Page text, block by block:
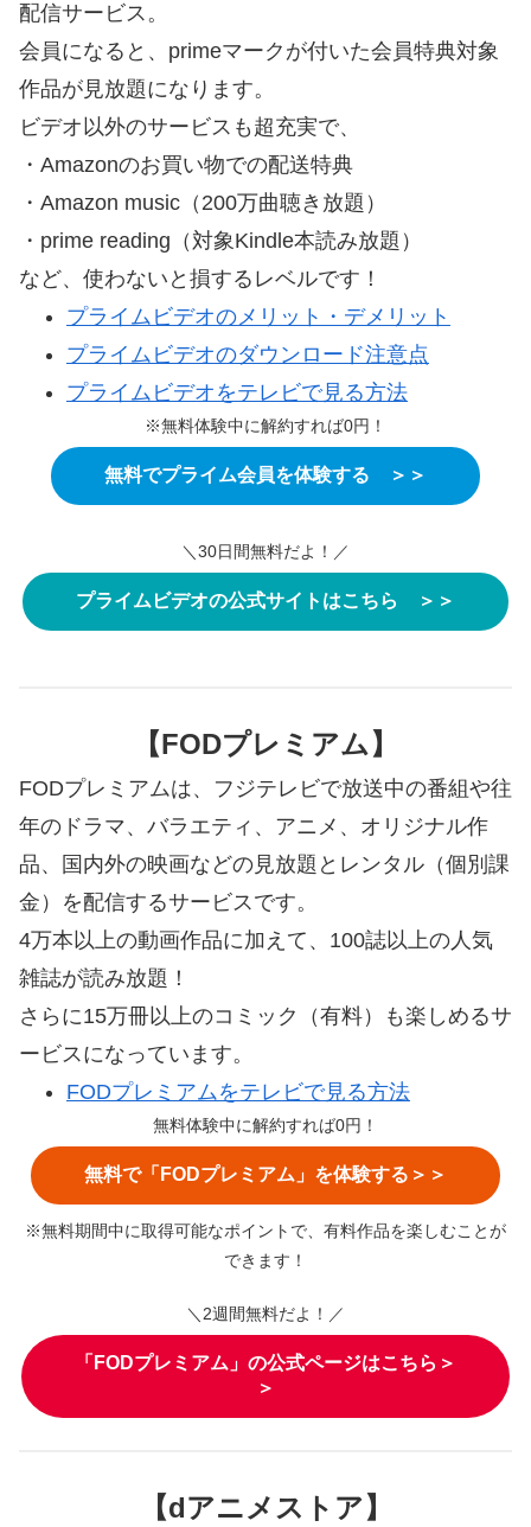
配信サービス。
会員になると、primeマークが付いた会員特典対象
作品が見放題になります。
ビデオ以外のサービスも超充実で、
・Amazonのお買い物での配送特典
・Amazon music（200万曲聴き放題）
・prime reading（対象Kindle本読み放題）
など、使わないと損するレベルです！
プライムビデオのメリット・デメリット
プライムビデオのダウンロード注意点
プライムビデオをテレビで見る方法
※無料体験中に解約すれば0円！
無料でプライム会員を体験する ＞＞
＼30日間無料だよ！／
プライムビデオの公式サイトはこちら ＞＞
【FODプレミアム】
FODプレミアムは、フジテレビで放送中の番組や往
年のドラマ、バラエティ、アニメ、オリジナル作
品、国内外の映画などの見放題とレンタル（個別課
金）を配信するサービスです。
4万本以上の動画作品に加えて、100誌以上の人気
雑誌が読み放題！
さらに15万冊以上のコミック（有料）も楽しめるサ
ービスになっています。
FODプレミアムをテレビで見る方法
無料体験中に解約すれば0円！
無料で「FODプレミアム」を体験する＞＞
※無料期間中に取得可能なポイントで、有料作品を楽しむことが
できます！
＼2週間無料だよ！／
「FODプレミアム」の公式ページはこちら＞
＞
【dアニメストア】